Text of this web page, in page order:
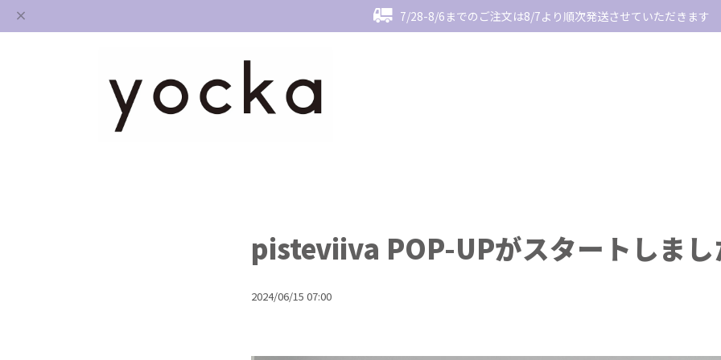
7/28-8/6までのご注文は8/7より順次発送させていただきます
pisteviiva POP-UPがスタートしまし
2024/06/15 07:00